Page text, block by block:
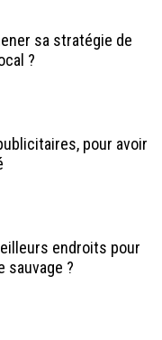
sa stratégie de
?
pour avoir
endroits pour
sauvage ?